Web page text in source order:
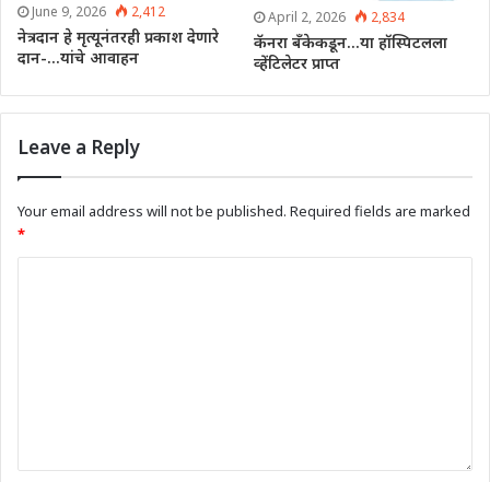
June 9, 2026 2,412
नेत्रदान हे मृत्यूनंतरही प्रकाश देणारे
दान-…यांचे आवाहन
April 2, 2026 2,834
कॅनरा बँकेकडून…या हॉस्पिटलला
व्हेंटिलेटर प्राप्त
Leave a Reply
Your email address will not be published. Required fields are marked
*